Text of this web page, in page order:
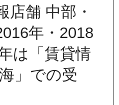
店舗 中部・
年・2018
は「賃貸情
」での受